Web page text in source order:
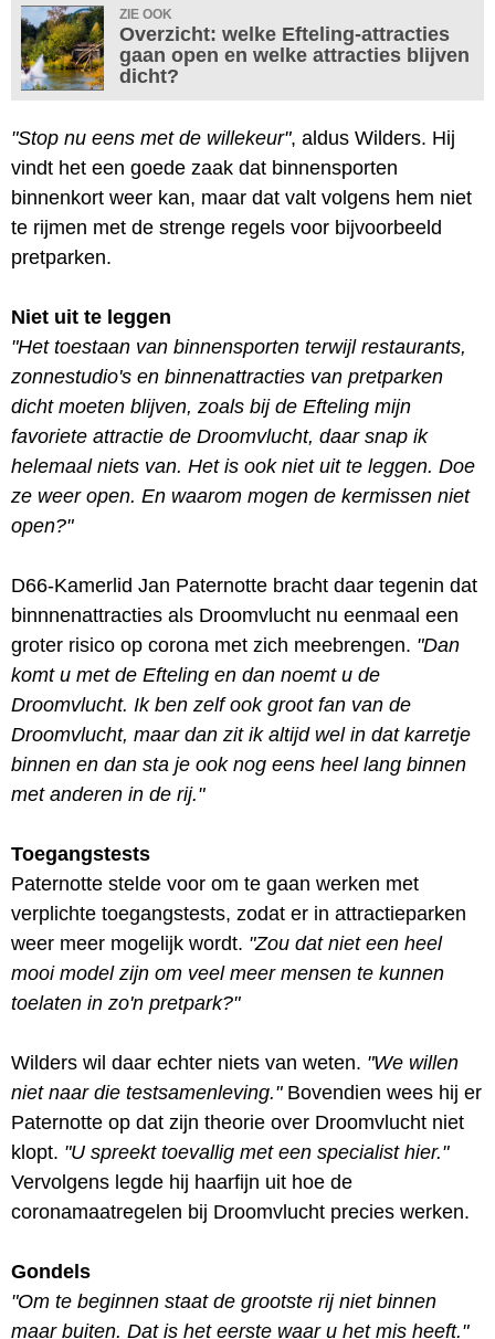
ZIE OOK
Overzicht: welke Efteling-attracties
gaan open en welke attracties blijven
dicht?
"Stop nu eens met de willekeur", aldus Wilders. Hij
vindt het een goede zaak dat binnensporten
binnenkort weer kan, maar dat valt volgens hem niet
te rijmen met de strenge regels voor bijvoorbeeld
pretparken.
Niet uit te leggen
"Het toestaan van binnensporten terwijl restaurants,
zonnestudio's en binnenattracties van pretparken
dicht moeten blijven, zoals bij de Efteling mijn
favoriete attractie de Droomvlucht, daar snap ik
helemaal niets van. Het is ook niet uit te leggen. Doe
ze weer open. En waarom mogen de kermissen niet
open?"
D66-Kamerlid Jan Paternotte bracht daar tegenin dat
binnnenattracties als Droomvlucht nu eenmaal een
groter risico op corona met zich meebrengen. "Dan
komt u met de Efteling en dan noemt u de
Droomvlucht. Ik ben zelf ook groot fan van de
Droomvlucht, maar dan zit ik altijd wel in dat karretje
binnen en dan sta je ook nog eens heel lang binnen
met anderen in de rij."
Toegangstests
Paternotte stelde voor om te gaan werken met
verplichte toegangstests, zodat er in attractieparken
weer meer mogelijk wordt. "Zou dat niet een heel
mooi model zijn om veel meer mensen te kunnen
toelaten in zo'n pretpark?"
Wilders wil daar echter niets van weten. "We willen
niet naar die testsamenleving."Bovendien wees hij er
Paternotte op dat zijn theorie over Droomvlucht niet
klopt. "U spreekt toevallig met een specialist hier."
Vervolgens legde hij haarfijn uit hoe de
coronamaatregelen bij Droomvlucht precies werken.
Gondels
"Om te beginnen staat de grootste rij niet binnen
maar buiten. Dat is het eerste waar u het mis heeft."